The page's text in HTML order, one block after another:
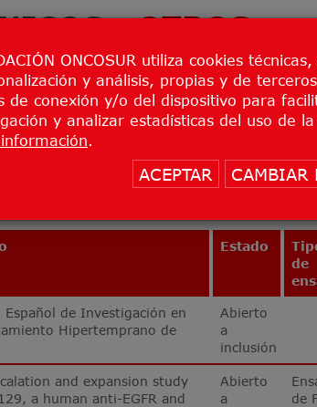
ONCOSUR utiliza cookies técnicas,
y análisis, propias y de
de conexión y/o del dispositivo para
y analizar estadísticas del uso de la
ACEPTAR CAMBIAR
- OTROS
los ensayos
de todas las
Estado
de
Español de Investigación en
Hipertemprano de
Abierto
a
inclusión
and expansion study
a human anti-EGFR and
Abierto
a
de